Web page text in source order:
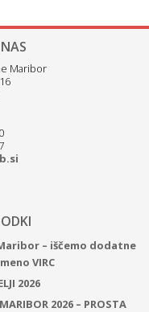
Maribor
– iščemo dodatne
VIRC
2026
2026 – PROSTA